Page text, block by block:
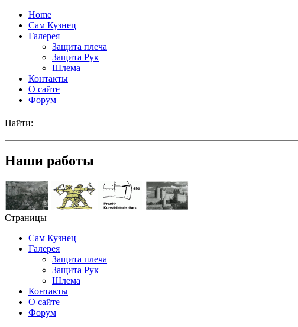
Home
Сам Кузнец
Галерея
Защита плеча
Защита Рук
Шлема
Контакты
О сайте
Форум
Найти:
Наши работы
Страницы
Сам Кузнец
Галерея
Защита плеча
Защита Рук
Шлема
Контакты
О сайте
Форум